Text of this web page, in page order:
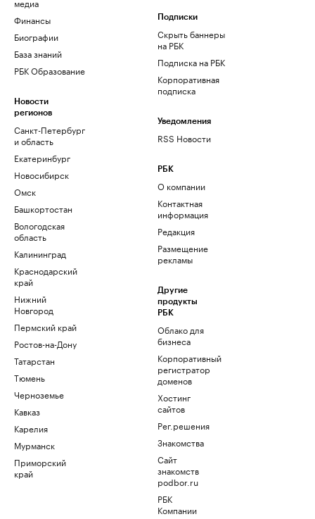
медиа
Финансы
Биографии
База знаний
РБК Образование
Новости
регионов
Санкт-Петербург
и область
Екатеринбург
Новосибирск
Омск
Башкортостан
Вологодская
область
Калининград
Краснодарский
край
Нижний
Новгород
Пермский край
Ростов-на-Дону
Татарстан
Тюмень
Черноземье
Кавказ
Карелия
Мурманск
Приморский
край
Подписки
Скрыть баннеры
на РБК
Подписка на РБК
Корпоративная
подписка
Уведомления
RSS Новости
РБК
О компании
Контактная
информация
Редакция
Размещение
рекламы
Другие
продукты
РБК
Облако для
бизнеса
Корпоративный
регистратор
доменов
Хостинг
сайтов
Рег.решения
Знакомства
Сайт
знакомств
podbor.ru
РБК
Компании